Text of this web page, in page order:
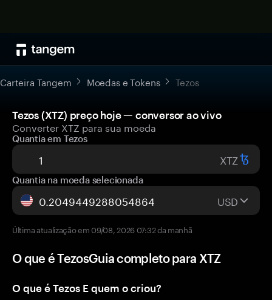
Carteira Tangem Moedas e Tokens Tezos
Tezos (XTZ) preço hoje — conversor ao vivo
Converter XTZ para sua moeda
Quantia em Tezos
XTZ
Quantia na moeda selecionada
USD
Última atualização em 09/08, 2026 07:32 da manhã
O que é TezosGuia completo para XTZ
O que é Tezos E quem o criou?